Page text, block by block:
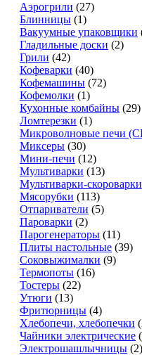
Аэрогрили (27)
Блинницы (1)
Вакуумные упаковщики
Гладильные доски (2)
Грили (42)
Кофеварки (40)
Кофемашины (72)
Кофемолки (1)
Кухонные комбайны (29)
Ломтерезки (1)
Микроволновые печи
Миксеры (30)
Мини-печи (12)
Мультиварки (13)
Мультиварки-скороварки
Мясорубки (113)
Отпариватели (5)
Пароварки (2)
Парогенераторы (11)
Плиты настольные (39)
Соковыжималки (9)
Термопоты (16)
Тостеры (22)
Утюги (13)
Фритюрницы (4)
Хлебопечи, хлебопечки
Чайники электрические
Электрошашлычницы (2)